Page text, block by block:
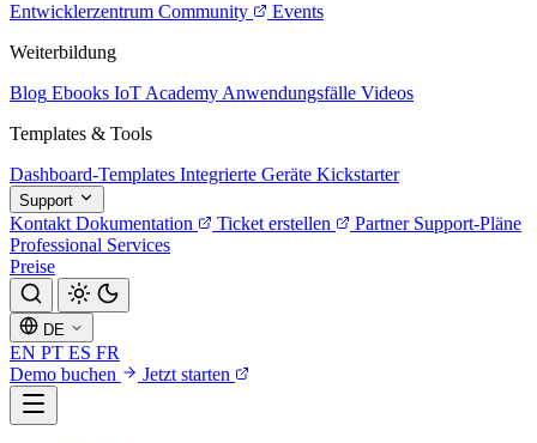
Entwicklerzentrum Community
Events
Weiterbildung
Blog Ebooks IoT Academy Anwendungsfälle Videos
Templates & Tools
Dashboard-Templates Integrierte Geräte Kickstarter
Support
Kontakt Dokumentation Ticket erstellen Partner Support-Pläne
Professional Services
Preise
DE
EN PT ES FR
Demo buchen
Jetzt starten